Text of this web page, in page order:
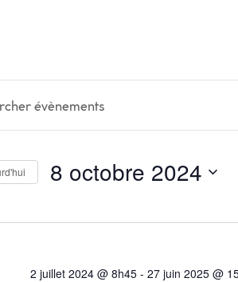
8 octobre 2024
une
2 juillet 2024 @ 8h45- 27 juin 2025 @